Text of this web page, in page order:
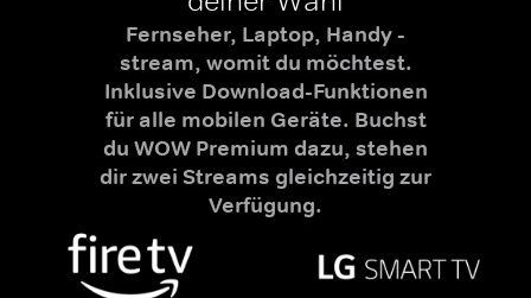
Fernseher, Laptop, Handy -
stream, womit du möchtest.
Inklusive Download-Funktionen
für alle mobilen Geräte. Buchst
du WOW Premium dazu, stehen
dir zwei Streams gleichzeitig zur
Verfügung.